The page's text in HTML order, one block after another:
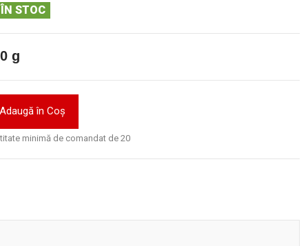
ÎN STOC
g
Adaugă în Coş
minimă de comandat de 20